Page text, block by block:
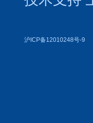
沪ICP备12010248号-9